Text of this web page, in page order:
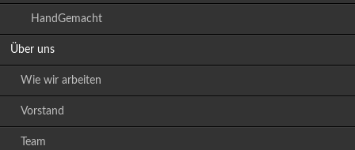
HandGemacht
Über uns
Wie wir arbeiten
Vorstand
Team